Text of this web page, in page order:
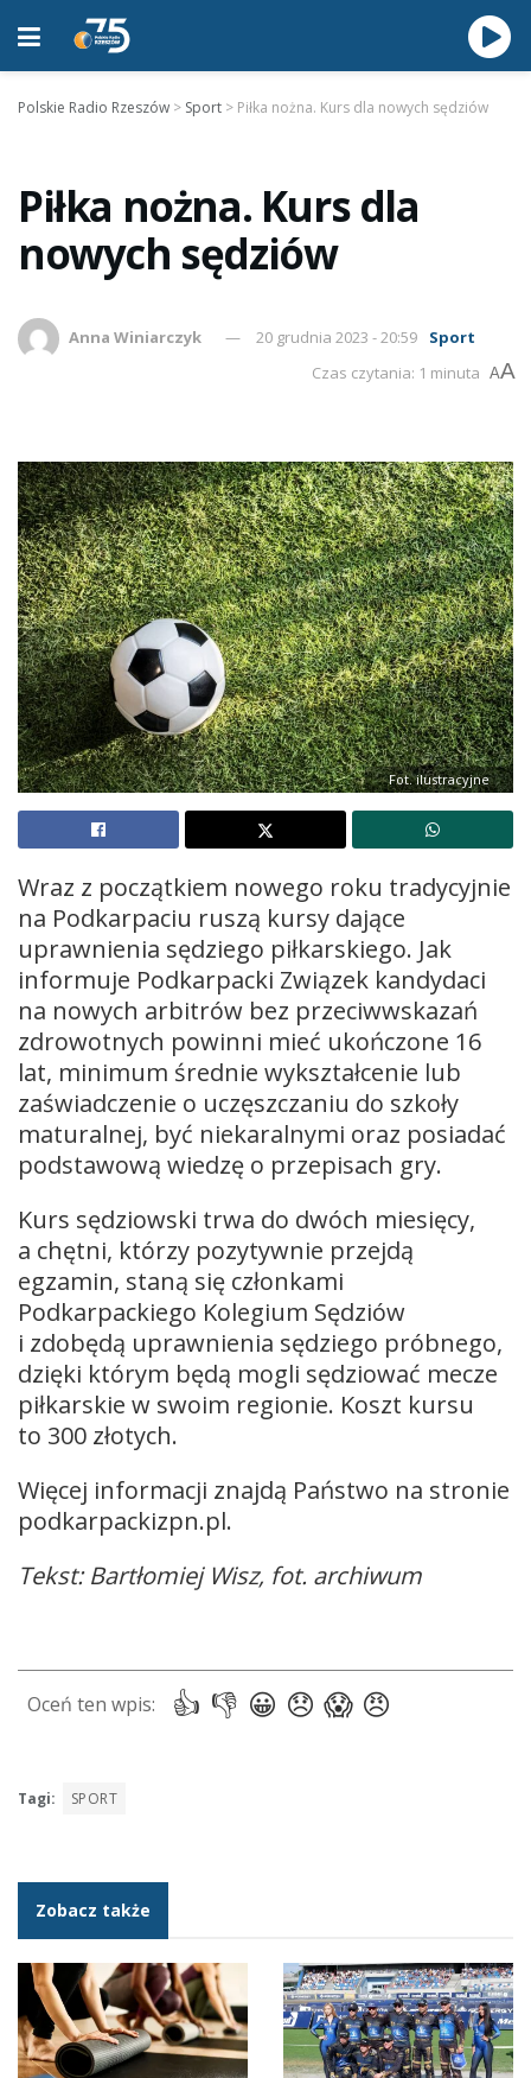
Polskie Radio Rzeszów > Sport > Piłka nożna. Kurs dla nowych sędziów
Piłka nożna. Kurs dla
nowych sędziów
Anna Winiarczyk 20 grudnia 2023 - 20:59
Sport
Czas czytania: 1 minuta AA
Fot. ilustracyjne
Wraz z początkiem nowego roku tradycyjnie
na Podkarpaciu ruszą kursy dające
uprawnienia sędziego piłkarskiego. Jak
informuje Podkarpacki Związek kandydaci
na nowych arbitrów bez przeciwwskazań
zdrowotnych powinni mieć ukończone 16
lat, minimum średnie wykształcenie lub
zaświadczenie o uczęszczaniu do szkoły
maturalnej, być niekaralnymi oraz posiadać
podstawową wiedzę o przepisach gry.
Kurs sędziowski trwa do dwóch miesięcy,
a chętni, którzy pozytywnie przejdą
egzamin, staną się członkami
Podkarpackiego Kolegium Sędziów
i zdobędą uprawnienia sędziego próbnego,
dzięki którym będą mogli sędziować mecze
piłkarskie w swoim regionie. Koszt kursu
to 300 złotych.
Więcej informacji znajdą Państwo na stronie
podkarpackizpn.pl.
Tekst: Bartłomiej Wisz, fot. archiwum
Tagi: SPORT
Zobacz także